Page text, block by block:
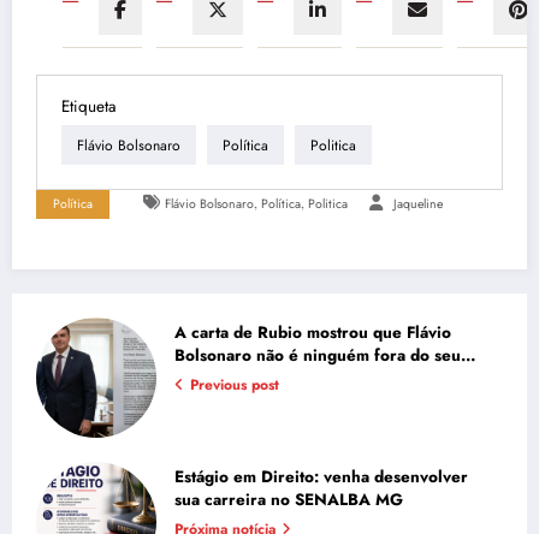
Etiqueta
Flávio Bolsonaro Política Politica
Política Flávio Bolsonaro, Política, Politica Jaqueline
A carta de Rubio mostrou que Flávio
Bolsonaro não é ninguém fora do seu
próprio discurso
Previous post
Estágio em Direito: venha desenvolver
sua carreira no SENALBA MG
Próxima notícia